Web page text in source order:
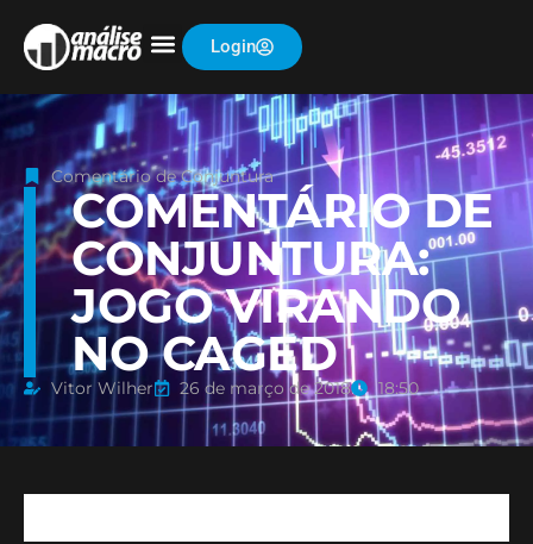
Login
Comentário de Conjuntura
COMENTÁRIO DE
CONJUNTURA:
JOGO VIRANDO
NO CAGED
Vitor Wilher 26 de março de 2018 18:50